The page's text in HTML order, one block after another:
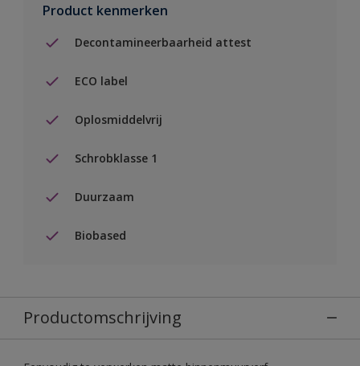
Product kenmerken
Decontamineerbaarheid attest
ECO label
Oplosmiddelvrij
Schrobklasse 1
Duurzaam
Biobased
Productomschrijving